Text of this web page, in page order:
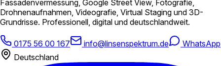
Fassadenvermessung, Google Street View, Fotografie,
Drohnenaufnahmen, Videografie, Virtual Staging und 3D-
Grundrisse. Professionell, digital und deutschlandweit.
0175 56 00 167 info@linsenspektrum.de
WhatsApp
Deutschland